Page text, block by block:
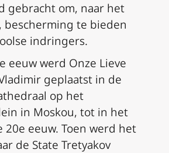
gebracht om, naar het
bescherming te bieden
indringers.
eeuw werd Onze Lieve
geplaatst in de
op het
in Moskou, tot in het
20e eeuw. Toen werd het
de State Tretyakov